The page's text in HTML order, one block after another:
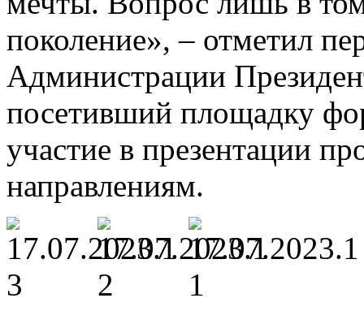
поколение», – отметил
Администрации
посетивший площадку
участие в презентации
направлениям.